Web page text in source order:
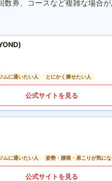
数券、コースなど複雑な場合
ムに通いたい人
とにかく痩せたい人
公式サイトを見る
ムに通いたい人
姿勢・腰痛・肩こりが気に
公式サイトを見る